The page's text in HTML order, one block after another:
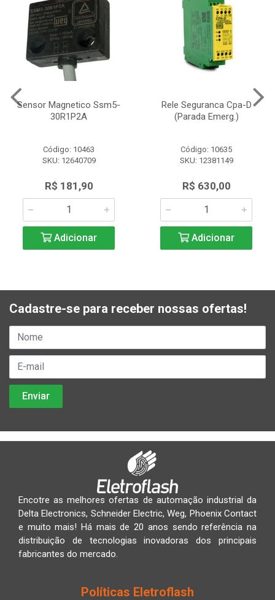
Sensor Magnetico Ssm5-
30R1P2A
Código: 10463
SKU: 12640709
R$ 181,90
Adicionar
Rele Seguranca Cpa-D
(Parada Emerg.)
Código: 10635
SKU: 12381149
R$ 630,00
Adicionar
Cadastre-se para receber nossas ofertas!
Encotre as melhores ofertas de automação industrial da
Delta Electronics, Schneider Electric, Weg, Phoenix Contact
e muito mais! Há mais de 20 anos sendo referência na
distribuição de tecnologias inovadoras dos principais
fabricantes do mercado.
Políticas Eletroflash